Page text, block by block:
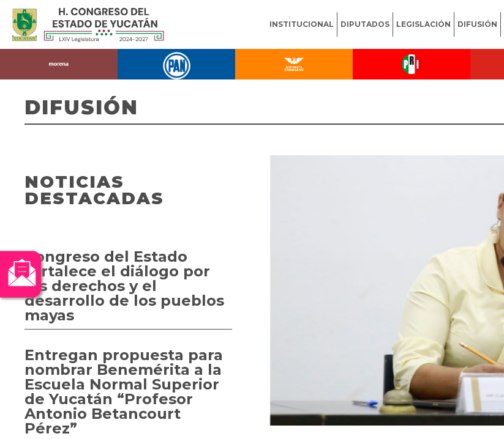
INSTITUCIONAL DIPUTADOS LEGISLACIÓN DIFUSIÓN
DIFUSIÓN
NOTICIAS
DESTACADAS
Congreso del Estado
fortalece el diálogo por
los derechos y el
desarrollo de los pueblos
mayas
Entregan propuesta para
nombrar Benemérita a la
Escuela Normal Superior
de Yucatán “Profesor
Antonio Betancourt
Pérez”